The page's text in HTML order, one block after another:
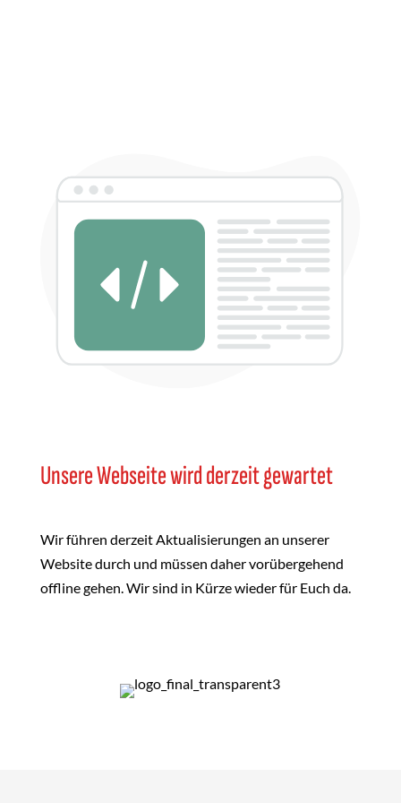
Unsere Webseite wird derzeit gewartet
Wir führen derzeit Aktualisierungen an unserer
Website durch und müssen daher vorübergehend
offline gehen. Wir sind in Kürze wieder für Euch da.